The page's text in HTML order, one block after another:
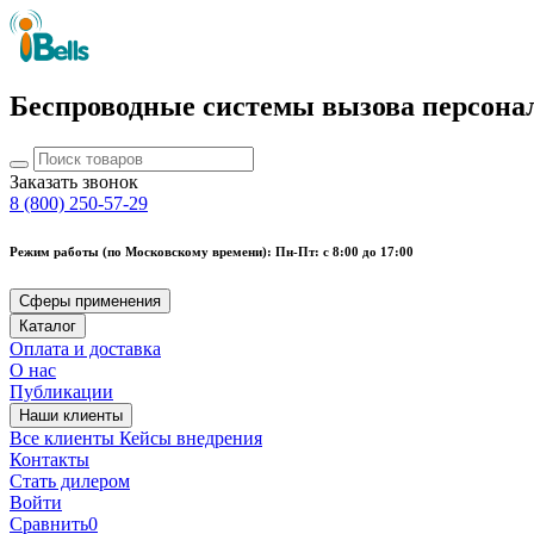
Беспроводные системы вызова
Заказать звонок
8 (800) 250-57-29
Режим работы (по Московскому времени): Пн-Пт: с 8:00 до 17:00
Сферы применения
Каталог
Оплата и доставка
О нас
Публикации
Наши клиенты
Все клиенты Кейсы внедрения
Контакты
Стать дилером
Войти
Сравнить0